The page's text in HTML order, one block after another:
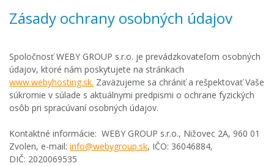
Zásady ochrany osobných údajov
Spoločnosť WEBY GROUP s.r.o. je prevádzkovateľom osobných
údajov, ktoré nám poskytujete na stránkach
www.webyhosting.sk. Zaväzujeme sa chrániť a rešpektovať Vaše
súkromie v súlade s aktuálnymi predpismi o ochrane fyzických
osôb pri spracúvaní osobných údajov.
Kontaktné informácie: WEBY GROUP s.r.o., Nižovec 2A, 960 01
Zvolen, e-mail: info@webygroup.sk, IČO: 36046884,
DIČ: 2020069535